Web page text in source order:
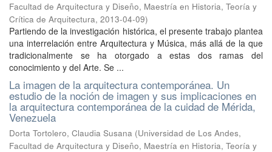
Facultad de Arquitectura y Diseño, Maestría en Historia, Teoría y
Crítica de Arquitectura, 2013-04-09)
Partiendo de la investigación histórica, el presente trabajo plantea
una interrelación entre Arquitectura y Música, más allá de la que
tradicionalmente se ha otorgado a estas dos ramas del
conocimiento y del Arte. Se ...
La imagen de la arquitectura contemporánea. Un
estudio de la noción de imagen y sus implicaciones en
la arquitectura contemporánea de la cuidad de Mérida,
Venezuela
Dorta Tortolero, Claudia Susana (Universidad de Los Andes,
Facultad de Arquitectura y Diseño, Maestría en Historia, Teoría y